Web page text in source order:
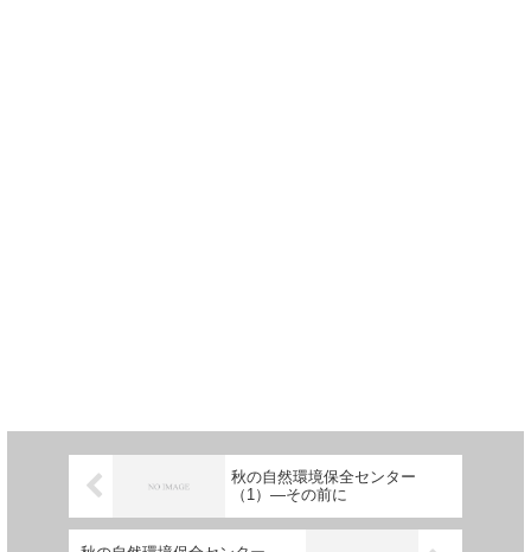
秋の自然環境保全センター
（1）―その前に